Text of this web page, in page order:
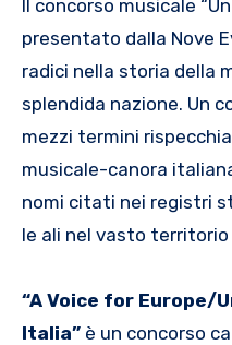
Il concorso musicale
presentato dalla Nove
radici nella storia della
splendida nazione. Un
mezzi termini
musicale-canora
nomi citati nei registri
le ali nel vasto territorio
“A Voice for Europe/
Italia” è un concorso